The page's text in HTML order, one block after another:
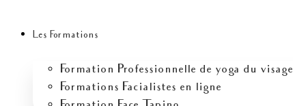
Les Formations
Formation Professionnelle de yoga du visage
Formations Facialistes en ligne